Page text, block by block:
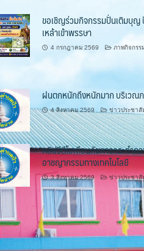
ขอเชิญร่วมกิจกรรมปั่นเติมบุญ
เหล้าเข้าพรรษา
4 กรกฎาคม 2569 ภาพกิจกรร
ฝนตกหนักถึงหนักมาก บริเวณ
4 สิงหาคม 2569 ข่าวประชาสั
คลิปวีดีโอเตือนภัยการกระทำค
อาชญากรรมทางเทคโนโลยี
3 สิงหาคม 2569 ข่าวประชาสั